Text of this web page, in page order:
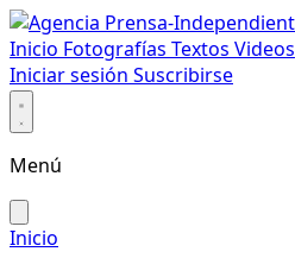
Inicio Fotografías Textos Videos
Iniciar sesión Suscribirse
Menú
Inicio